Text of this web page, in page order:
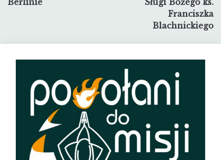
Berlinie
Sługi Bożego ks.
Franciszka
Blachnickiego